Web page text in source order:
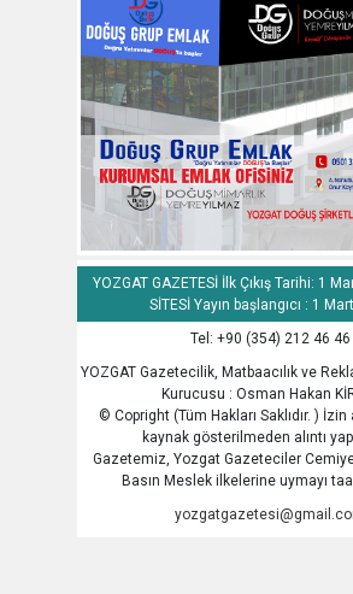
YOZGAT GAZETESİ İlk Çıkış Tarihi: 1
SİTESİ Yayın başlangıcı : 1
Tel: +90 (354) 212 46 46
YOZGAT Gazetecilik, Matbaacılık ve
Kurucusu : Osman Hakan
© Copright (Tüm Hakları Saklıdır. )
kaynak gösterilmeden alıntı
Gazetemiz, Yozgat Gazeteciler
Basın Meslek ilkelerine uymayı